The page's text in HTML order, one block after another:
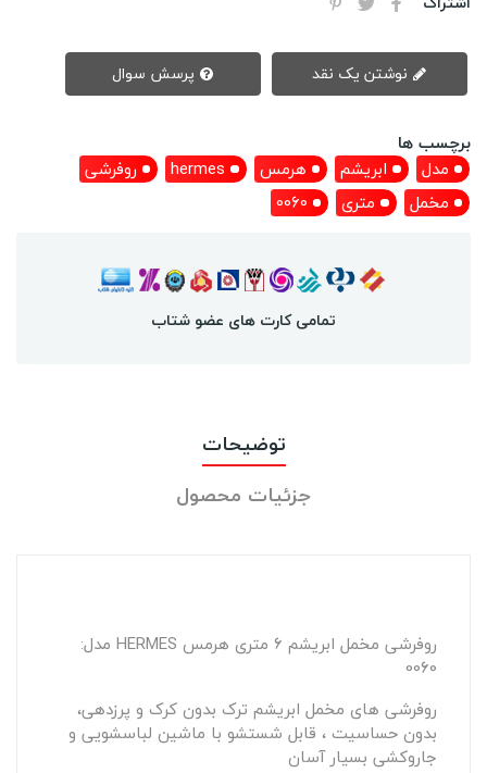
برچسب ها
مدل
ابریشم هرمس hermes
روفرشی
مخمل
متری 0060
تمامی کارت های عضو شتاب
توضیحات
جزئیات محصول
روفرشی مخمل ابریشم ۶ متری هرمس HERMES مدل:
0060
روفرشی های مخمل ابریشم ترک بدون کرک و پرزدهی،
بدون حساسیت ، قابل شستشو با ماشین لباسشویی و
جاروکشی بسیار آسان